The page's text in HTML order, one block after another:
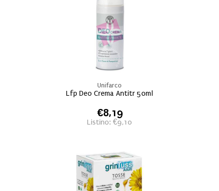
Unifarco
Lfp Deo Crema Antitr 50ml
€8,19
Listino: €9,10